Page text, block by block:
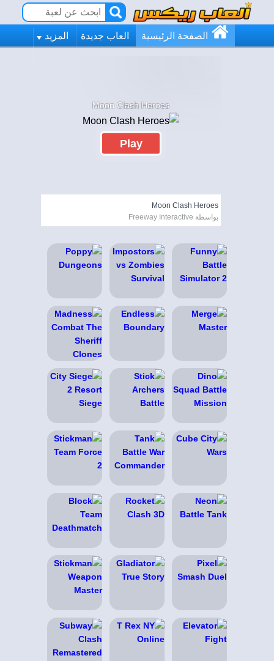
الصفحة الرئيسية العاب جديدة المزيد
Moon Clash Heroes
Play
Moon Clash Heroes
بواسطة Freeway Interactive